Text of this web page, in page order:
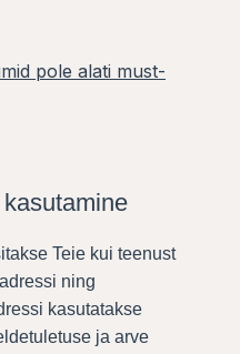
pole alati must-
Teie kui teenust
ning
kasutatakse
ja arve